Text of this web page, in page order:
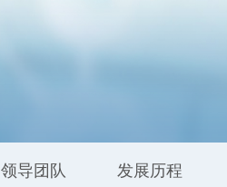
领导团队 发展历程